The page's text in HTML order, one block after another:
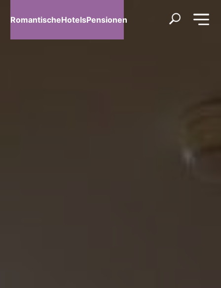
RomantischeHotelsPensionen